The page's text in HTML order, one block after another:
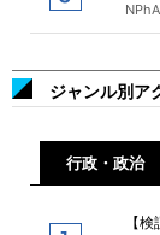
ジャンル別ア
行政・政治
【